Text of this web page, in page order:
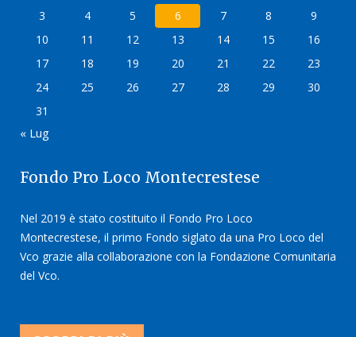
3
4 5 6 7 8
9
10
11 12 13 14 15
16
17
18 19 20 21 22
23
24
25 26 27 28 29
30
31
« Lug
Fondo Pro Loco Montecrestese
Nel 2019 è stato costituito il Fondo Pro Loco
Montecrestese, il primo Fondo siglato da una Pro Loco del
Vco grazie alla collaborazione con la Fondazione Comunitaria
del Vco.